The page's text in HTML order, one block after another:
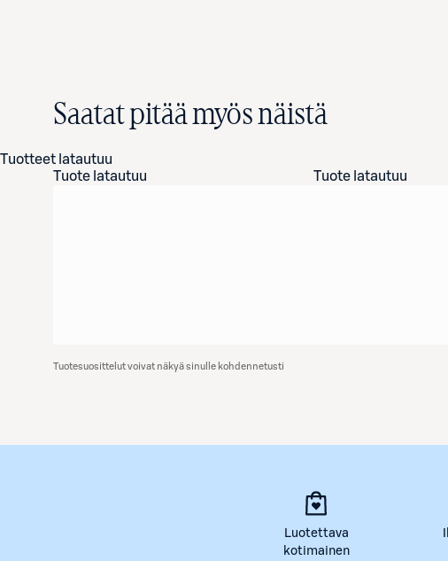
Saatat pitää myös näistä
Tuotteet latautuu
Tuote latautuu
Tuote latautuu
Tuotesuosittelut voivat näkyä sinulle kohdennetusti
Luotettava
kotimainen